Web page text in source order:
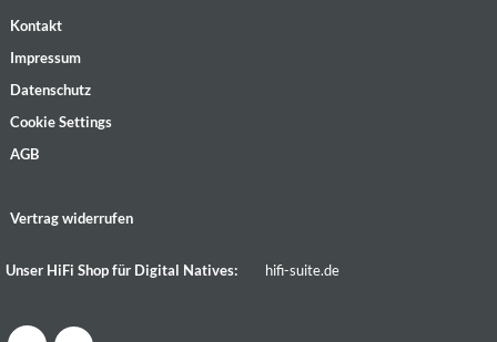
Kontakt
Impressum
Datenschutz
Cookie Settings
AGB
Vertrag widerrufen
Unser HiFi Shop für Digital Natives: hifi-suite.de